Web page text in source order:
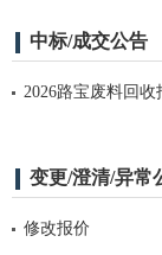
中标/成交公告
2026路宝废料回收
变更/澄清/异常
修改报价